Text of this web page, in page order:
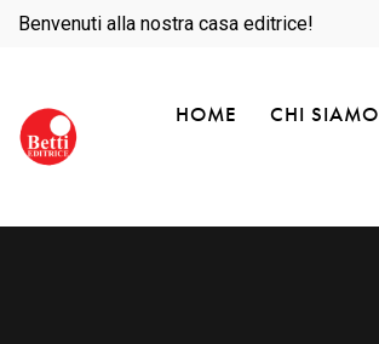
Benvenuti alla nostra casa editrice!
HOME CHI SIAMO